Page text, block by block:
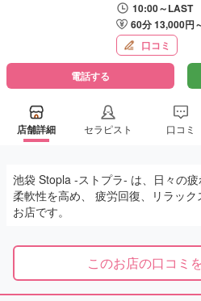
10:00～LAST
60分 13,000円
口コミ
電話する
店舗詳細 セラピスト 口コミ
池袋 Stopla -ストプラ- は、日々の
柔軟性を高め、 疲労回復、リラッ
お店です。
このお店の口コミ